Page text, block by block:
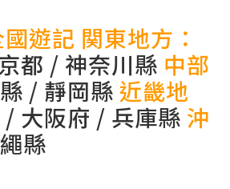
遊記 関東地方：
都 / 神奈川縣 中部
/ 靜岡縣 近畿地
/ 大阪府 / 兵庫縣 沖
縣